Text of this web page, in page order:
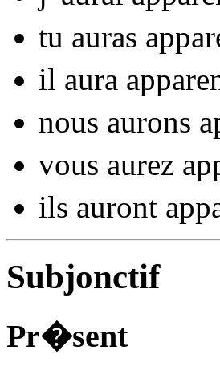
tu auras
il aura
nous aurons
vous aurez
ils auront
Subjonctif
Pr�sent